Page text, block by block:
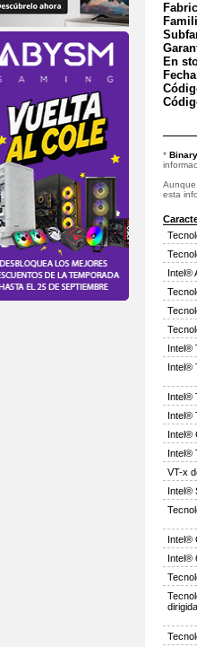
En
* Binary
Aunque
esta
Intel®
Intel®
Intel®
Intel®
Intel®
Intel®
Intel®
VT-x
Intel®
Intel®
Intel®